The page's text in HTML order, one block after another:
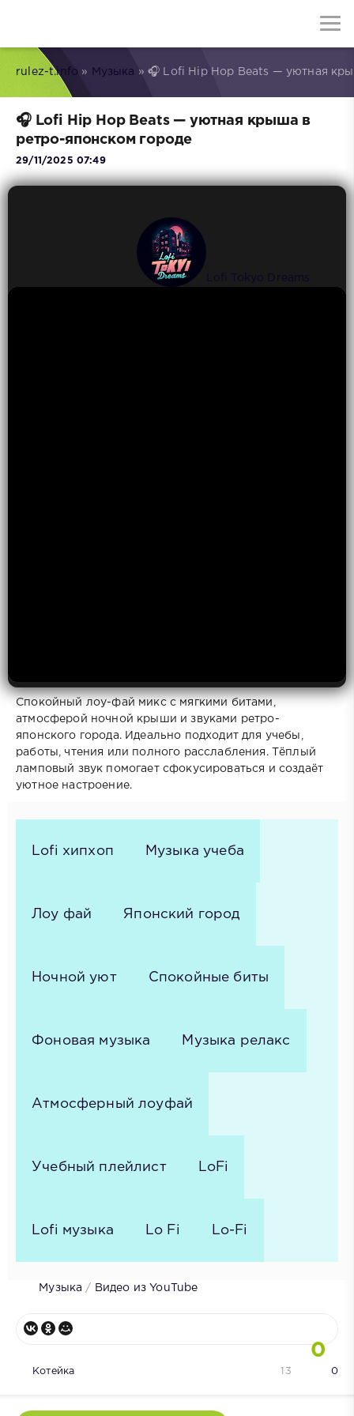
rulez-t.info » Музыка » 🎧 Lofi Hip Hop Beats — уютная
🎧 Lofi Hip Hop Beats — уютная крыша в
ретро-японском городе
29/11/2025 07:49
Lofi Tokyo Dreams
Спокойный лоу-фай микс с мягкими битами,
атмосферой ночной крыши и звуками ретро-
японского города. Идеально подходит для учебы,
работы, чтения или полного расслабления. Тёплый
ламповый звук помогает сфокусироваться и создаёт
уютное настроение.
Lofi хипхоп Музыка учеба
Лоу фай Японский город
Ночной уют Спокойные биты
Фоновая музыка Музыка релакс
Атмосферный лоуфай
Учебный плейлист LoFi
Lofi музыка Lo Fi Lo-Fi
Музыка / Видео из YouTube
0
Котейка 0
13